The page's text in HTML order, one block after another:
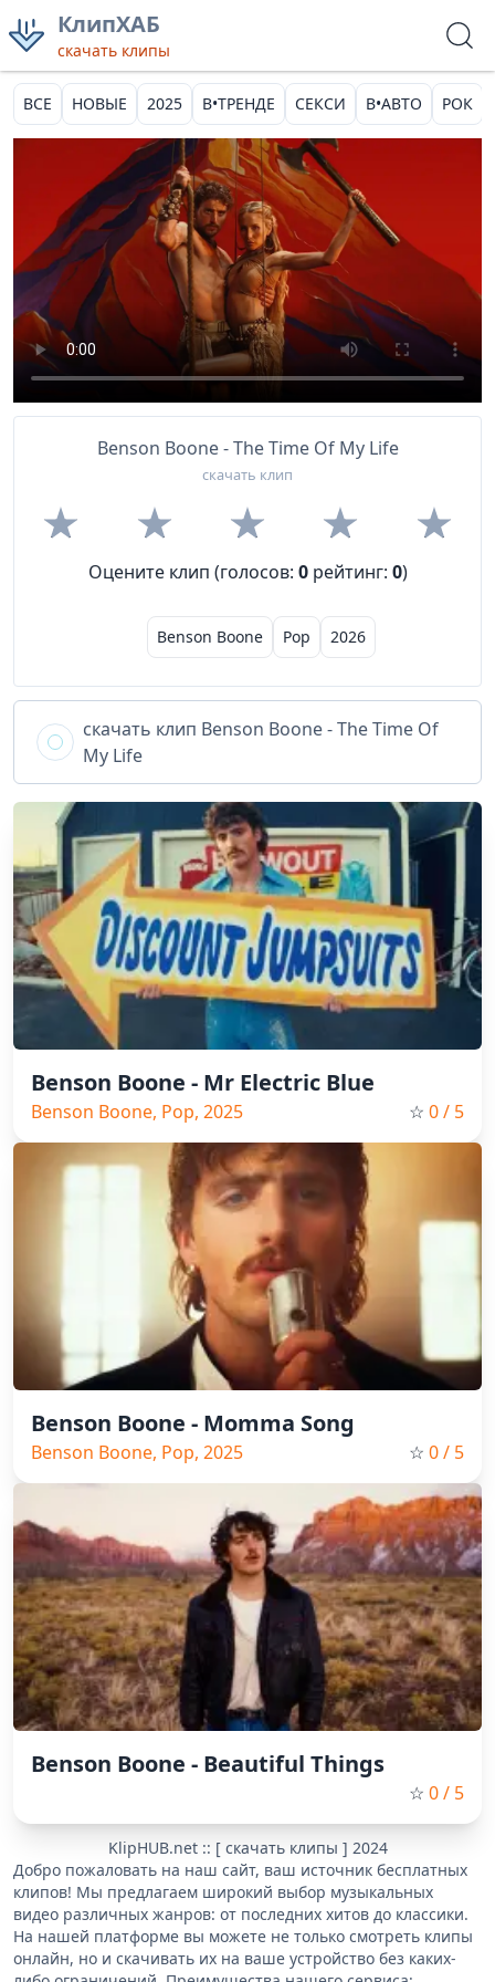
КлипХАБ
скачать клипы
ВСЕ НОВЫЕ 2025 В•ТРЕНДЕ СЕКСИ В•АВТО РОК
Benson Boone - The Time Of My Life
скачать клип
Оцените клип (голосов: 0 рейтинг: 0)
Benson Boone Pop 2026
скачать клип Benson Boone - The Time Of
My Life
Benson Boone - Mr Electric Blue
Benson Boone, Pop, 2025 ☆ 0/ 5
Benson Boone - Momma Song
Benson Boone, Pop, 2025 ☆ 0/ 5
Benson Boone - Beautiful Things
☆ 0/ 5
KlipHUB.net :: [ скачать клипы ] 2024
Добро пожаловать на наш сайт, ваш источник бесплатных
клипов! Мы предлагаем широкий выбор музыкальных
видео различных жанров: от последних хитов до классики.
На нашей платформе вы можете не только смотреть клипы
онлайн, но и скачивать их на ваше устройство без каких-